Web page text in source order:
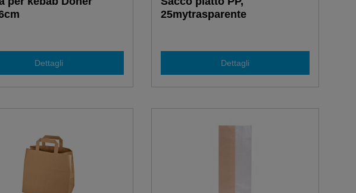
Dettagli
25mytrasparente
Dettagli